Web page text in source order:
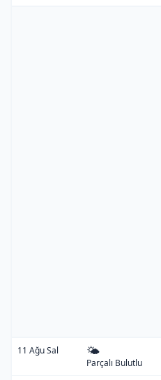
11 Ağu Sal 🌤️
Parçalı Bulutlu